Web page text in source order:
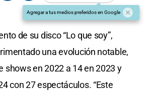
Agregar a tus medios preferidos en Google
de su disco “Lo que soy”,
una evolución notable,
shows en 2022 a 14 en 2023 y
con 27 espectáculos. “Este